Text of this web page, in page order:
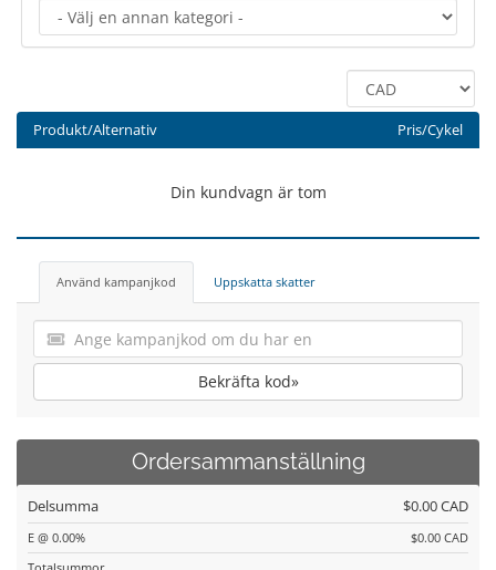
Produkt/Alternativ Pris/Cykel
Din kundvagn är tom
Använd kampanjkod Uppskatta skatter
Bekräfta kod»
Ordersammanställning
Delsumma $0.00 CAD
E @ 0.00%
$0.00 CAD